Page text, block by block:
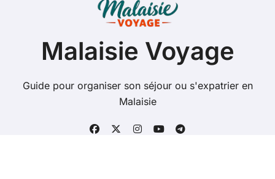
Malaisie Voyage
Guide pour organiser son séjour ou s'expatrier en
Malaisie